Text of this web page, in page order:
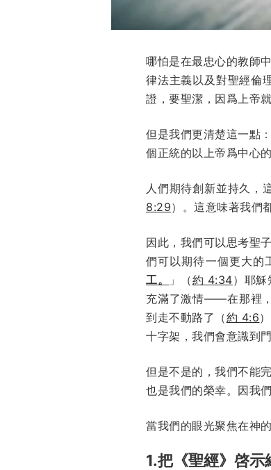
哪怕是在最忠心的教師
律法主義以及對聖經倫
證，要聖潔，因爲上帝
但是我們更清楚這一點
個正統的以上帝爲中心
人們期待創新並持久，
8:29）。這意味著我們
因此，我們可以思考聖
們可以期待一個更大的
工。
」（約 4:34）耶
充滿了激情——在那裡
到走不動路了（約 4:6
十字架，我們會意識到
但是不是的，我們不能
也是我們的榮幸。因我
當我們的眼光聚焦在神
1.把《聖經》啓示